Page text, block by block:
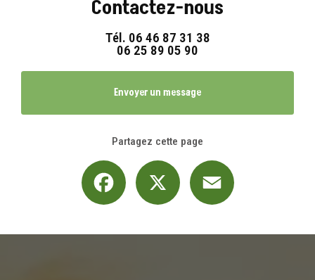
Contactez-nous
Tél. 06 46 87 31 38
06 25 89 05 90
Envoyer un message
Partagez cette page
Facebook